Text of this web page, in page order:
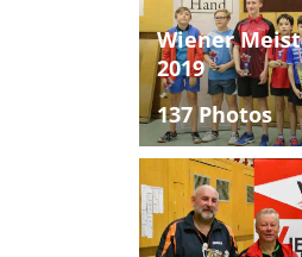
Wiener
2019
137 Photos